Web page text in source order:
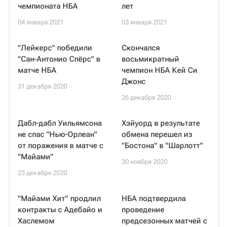
чемпионата НБА
04 января 2021
лет
03 января 2021
"Лейкерс" победили
"Сан-Антонио Спёрс" в
матче НБА
31 декабря 2020
Скончался
восьмикратный
чемпион НБА Кей Си
Джонс
26 декабря 2020
Дабл-дабл Уильямсона
не спас "Нью-Орлеан"
от поражения в матче с
"Майами"
25 декабря 2020
Хэйуорд в результате
обмена перешел из
"Бостона" в "Шарлотт"
30 ноября 2020
"Майами Хит" продлил
контракты с Адебайо и
Хаслемом
НБА подтвердила
проведение
предсезонных матчей с